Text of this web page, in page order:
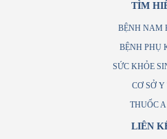
TÌM
BỆNH NAM
BỆNH PHỤ
SỨC KHỎE
CƠ SỞ Y
THUỐC A
LIÊN